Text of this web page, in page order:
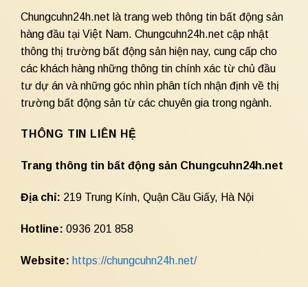
Chungcuhn24h.net là trang web thông tin bất động sản
hàng đầu tại Việt Nam. Chungcuhn24h.net cập nhật
thông thị trường bất động sản hiện nay, cung cấp cho
các khách hàng những thông tin chính xác từ chủ đầu
tư dự án và những góc nhìn phân tích nhận định về thị
trường bất động sản từ các chuyên gia trong ngành.
THÔNG TIN LIÊN HỆ
Trang thông tin bất động sản Chungcuhn24h.net
Địa chỉ: 219 Trung Kính, Quận Cầu Giấy, Hà Nội
Hotline: 0936 201 858
Website: https://chungcuhn24h.net/